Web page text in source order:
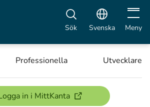
Sök Svenska Öppna
Meny
Professionella Utvecklare
in i MittKanta(öppnas i ett nytt